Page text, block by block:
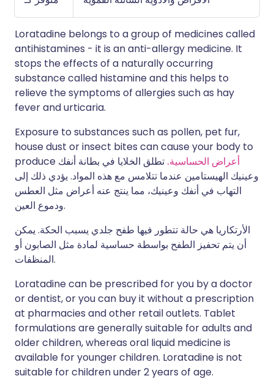
Loratadine belongs to a group of medicines called
antihistamines - it is an anti-allergy medicine. It
stops the effects of a naturally occurring
substance called histamine and this helps to
relieve the symptoms of allergies such as hay
fever and urticaria.
Exposure to substances such as pollen, pet fur,
house dust or insect bites can cause your body to
produce
أعراض الحساسية. تطلق الخلايا في بطانة أنفك
وعينيك الهيستامين عندما تتلامس مع هذه المواد. يؤدي ذلك إلى
التهاب في أنفك وعينيك، مما ينتج عنه أعراض مثل العطس
ودموع العين.
الأرتكاريا هي حالة تتطور فيها طفح جلدي يسبب الحكة. يمكن
أن يتم تحفيز الطفح بواسطة حساسية لمادة مثل الصابون أو
المنظفات.
Loratadine can be prescribed for you by a doctor
or dentist, or you can buy it without a prescription
at pharmacies and other retail outlets. Tablet
formulations are generally suitable for adults and
older children, whereas oral liquid medicine is
available for younger children. Loratadine is not
suitable for children under 2 years of age.